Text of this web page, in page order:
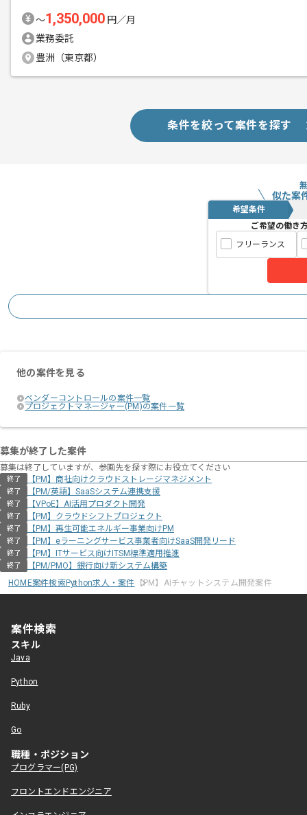
〜1,350,000 円／月
業務委託
豊洲（東京都）
条件を絞って案件を探す
似た案
希望条件
ご希望の働き
フリーランス
他の案件を見る
ベンダーコントロールの案件一覧
プロジェクトマネージャー(PM)の案件一覧
募集が終了した案件
募集は終了していますが、参画先を探す際にお役立てください
終了 【PM】商社向けクラウドストレージマネジメント
終了 【PM/英語】SaaSシステム連携支援
終了 【VPoE】AI活用プロダクト開発
終了 【PM】クラウドシフトプロジェクト
終了 【PM】再生可能エネルギー事業向けPM
終了 【PM】eラーニングサービス事業者向けSaaS開発リード
終了 【PM】ITサービス向けITSM標準適用推進
終了
【PM/PMO】銀行向け新システム構築
HOME案件検索Python求人・案件 【PM】AIチャットシステム開発案件
案件検索
スキル
Java
Python
Ruby
Go
職種・ポジション
プログラマー(PG)
フロントエンドエンジニア